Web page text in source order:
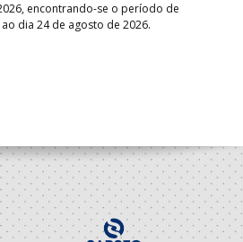
encontrando-se o período de
dia 24 de agosto de 2026.